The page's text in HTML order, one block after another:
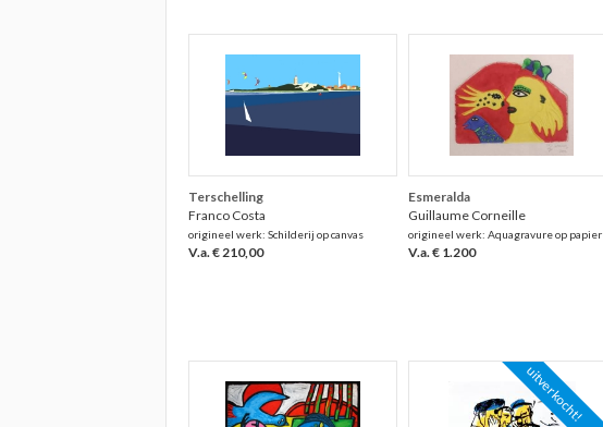
Terschelling
Franco Costa
origineel werk: Schilderij op canvas
V.a. € 210,00
Esmeralda
Guillaume Corneille
origineel werk: Aquagravure op papier
V.a. € 1.200
uitverkocht!